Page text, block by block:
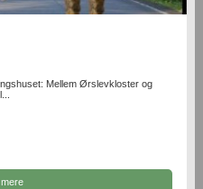
Mellem Ørslevkloster og